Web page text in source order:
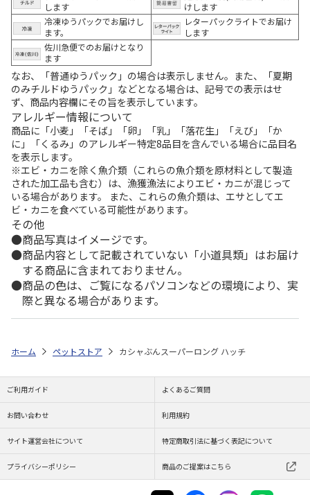
します
けします
冷凍ゆうパックでお届けし
ます。
レターパックライトでお届け
します
佐川急便でのお届けとなり
ます
なお、「普通ゆうパック」の場合は表示しません。また、「夏期
のみチルドゆうパック」などとなる場合は、記号での表示はせ
ず、商品内容欄にその旨を表示しています。
アレルギー情報について
商品に「小麦」「そば」「卵」「乳」「落花生」「えび」「か
に」「くるみ」のアレルギー特定8品目を含んでいる場合に品目名
を表示します。
※エビ・カニを除く魚介類（これらの魚介類を原材料として製造
された加工品も含む）は、漁獲漁法によりエビ・カニが混じって
いる場合があります。 また、これらの魚介類は、エサとしてエ
ビ・カニを食べている可能性があります。
その他
商品写真はイメージです。
商品内容として記載されていない「小道具類」はお届け
する商品に含まれておりません。
商品の色は、ご覧になるパソコンなどの環境により、実
際と異なる場合があります。
ホーム ペットストア カシャぶんスーパーロング ハッチ
ご利用ガイド よくあるご質問
お問い合わせ 利用規約
サイト運営会社について 特定商取引法に基づく表記について
プライバシーポリシー 商品のご提案はこちら